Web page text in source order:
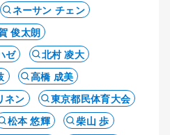
ネーサン チェン
俊太朗
ゼ
北村 凌大
高橋 成美
ネン
東京都民体育大会
松本 悠輝
柴山 歩